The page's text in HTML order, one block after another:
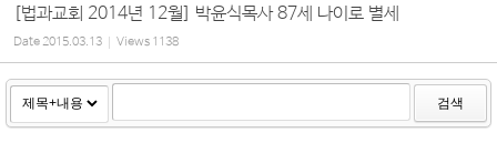
[법과교회 2014년 12월] 박윤식목사 87세 나이로 별세
Date2015.03.13 Views 1138
검색